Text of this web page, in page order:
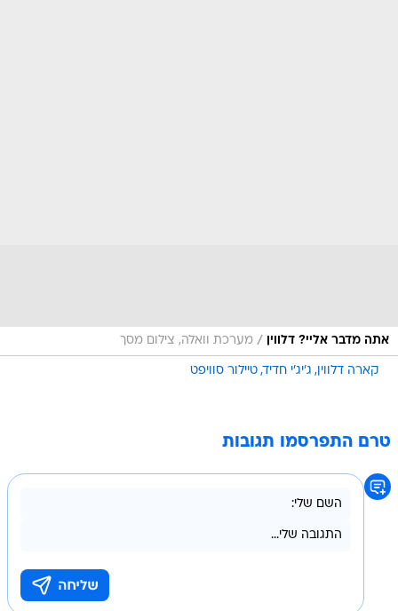
אתה מדבר אליי? דלווין / מערכת וואלה, צילום מסך
קארה דלווין ג'יג'י חדיד טיילור סוויפט
טרם התפרסמו תגובות